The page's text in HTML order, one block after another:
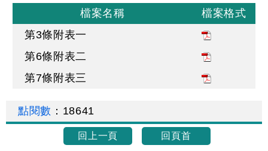
檔案名稱
檔案格式
第3條附表一
第6條附表二
第7條附表三
點閱數 ： 18641
回上一頁 回頁首